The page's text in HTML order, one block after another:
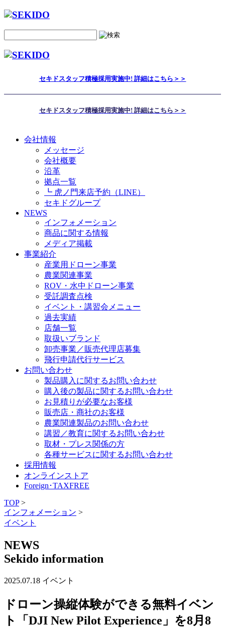
セキドスタッフ積極採用実施中! 詳細はこちら＞＞
セキドスタッフ積極採用実施中! 詳細はこちら＞＞
会社情報
メッセージ
会社概要
沿革
拠点一覧
┗ 虎ノ門来店予約（LINE）
セキドグループ
NEWS
インフォメーション
商品に関する情報
メディア掲載
事業紹介
産業用ドローン事業
農業関連事業
ROV・水中ドローン事業
受託調査点検
イベント・講習会メニュー
過去実績
店舗一覧
取扱いブランド
卸売事業／販売代理店募集
飛行申請代行サービス
お問い合わせ
製品購入に関するお問い合わせ
購入後の製品に関するお問い合わせ
お見積りが必要なお客様
販売店・商社のお客様
農業関連製品のお問い合わせ
講習／教育に関するお問い合わせ
取材・プレス関係の方
各種サービスに関するお問い合わせ
採用情報
オンラインストア
Foreign･TAXFREE
TOP>
インフォメーション >
イベント
NEWS
Sekido information
2025.07.18 イベント
ドローン操縦体験ができる無料イベン
ト「DJI New Pilot Experience」を8月8